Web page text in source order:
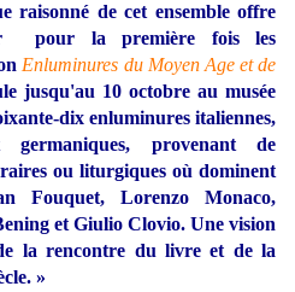
raisonné de cet ensemble offre
pour la première fois les
Enluminures du Moyen Age et de
jusqu'au 10 octobre au musée
dix enluminures italiennes,
germaniques, provenant de
ou liturgiques où dominent
Fouquet, Lorenzo Monaco,
et Giulio Clovio. Une vision
la rencontre du livre et de la
»